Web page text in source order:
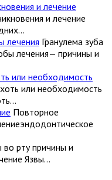
и лечение
лечения Гранулема зуба
— причины и
или необходимость
Повторное
эндодонтическое
во рту причины и
Язвы...